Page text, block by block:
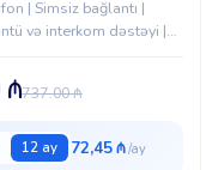
| Simsiz bağlantı |
və interkom dəstəyi |
737.00₼
₼
12 ay 72,45 ₼